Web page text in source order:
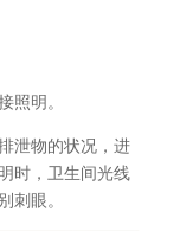
照明。
泄物的状况，进
时，卫生间光线
眼。